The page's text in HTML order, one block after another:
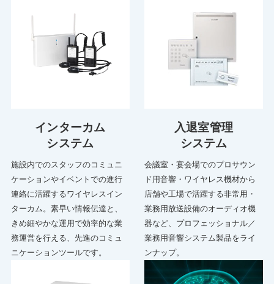
インターカム
システム
施設内でのスタッフのコミュニ
ケーションやイベントでの進行
連絡に活躍するワイヤレスイン
ターカム。素早い情報伝達と、
きめ細やかな運用で効率的な業
務運営を行える、先進のコミュ
ニケーションツールです。
入退室管理
システム
会議室・宴会場でのプロサウン
ド用音響・ワイヤレス機材から
店舗や工場で活躍する非常用・
業務用放送設備のオーディオ機
器など、プロフェッショナル／
業務用音響システム製品をライ
ンナップ。